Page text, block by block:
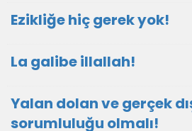
Ezikliğe hiç gerek yok!
La galibe illallah!
Yalan dolan ve gerçek
sorumluluğu olmalı!